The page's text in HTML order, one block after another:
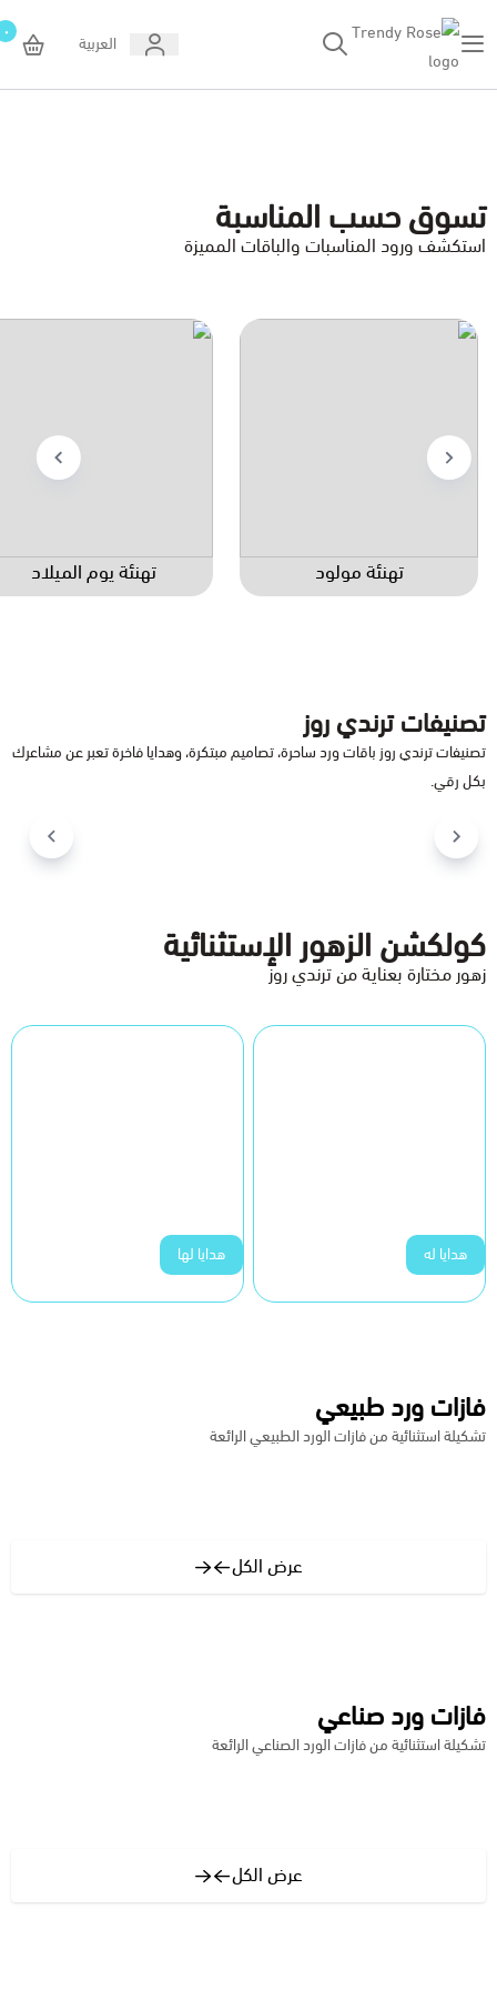
Trendy Rose العربية
٠
تسوق حسب المناسبة
استكشف ورود المناسبات والباقات المميزة
تهنئة مولود تهنئة يوم الميلاد
تصنيفات ترندي روز
تصنيفات ترندي روز باقات ورد ساحرة، تصاميم مبتكرة، وهدايا فاخرة تعبر عن مشاعرك
بكل رقي.
كولكشن الزهور الإستثنائية
زهور مختارة بعناية من ترندي روز
هدايا له هدايا لها
فازات ورد طبيعي
تشكيلة استثنائية من فازات الورد الطبيعي الرائعة
عرض الكل
فازات ورد صناعي
تشكيلة استثنائية من فازات الورد الصناعي الرائعة
عرض الكل